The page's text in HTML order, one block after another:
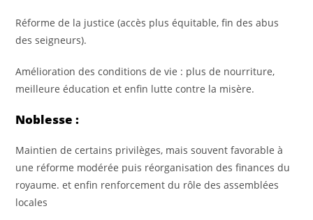
Réforme de la justice (accès plus équitable, fin des abus
des seigneurs).
Amélioration des conditions de vie : plus de nourriture,
meilleure éducation et enfin lutte contre la misère.
Noblesse :
Maintien de certains privilèges, mais souvent favorable à
une réforme modérée puis réorganisation des finances du
royaume. et enfin renforcement du rôle des assemblées
locales